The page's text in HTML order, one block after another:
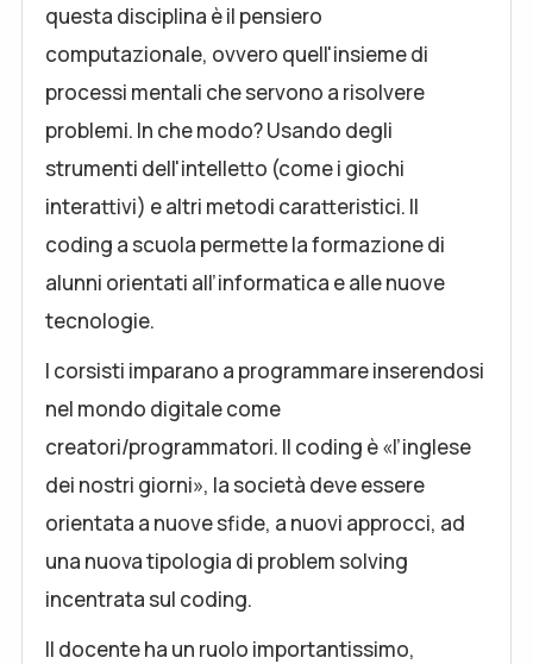
questa disciplina è il pensiero
computazionale, ovvero quell'insieme di
processi mentali che servono a risolvere
problemi. In che modo? Usando degli
strumenti dell'intelletto (come i giochi
interattivi) e altri metodi caratteristici. Il
coding a scuola permette la formazione di
alunni orientati all’informatica e alle nuove
tecnologie.
I corsisti imparano a programmare inserendosi
nel mondo digitale come
creatori/programmatori. Il coding è «l’inglese
dei nostri giorni», la società deve essere
orientata a nuove sfide, a nuovi approcci, ad
una nuova tipologia di problem solving
incentrata sul coding.
Il docente ha un ruolo importantissimo,